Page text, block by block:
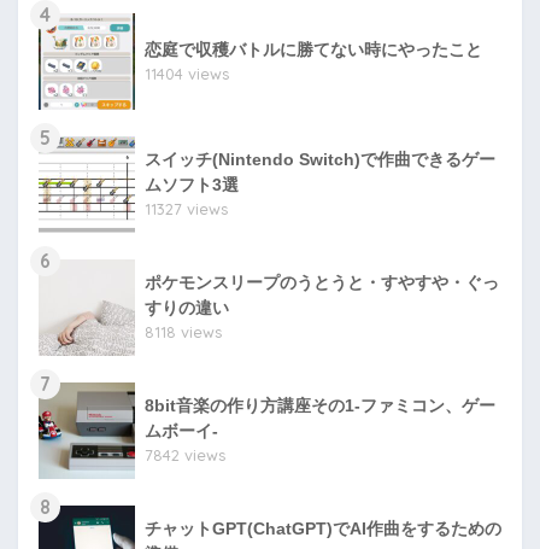
4
恋庭で収穫バトルに勝てない時にやったこと
11404 views
5
スイッチ(Nintendo Switch)で作曲できるゲー
ムソフト3選
11327 views
6
ポケモンスリープのうとうと・すやすや・ぐっ
すりの違い
8118 views
7
8bit音楽の作り方講座その1-ファミコン、ゲー
ムボーイ-
7842 views
8
チャットGPT(ChatGPT)でAI作曲をするための